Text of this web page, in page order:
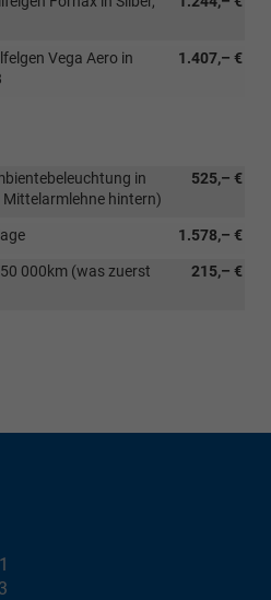
1.407,– €
Vega Aero in
525,– €
in
hintern)
1.578,– €
215,– €
000km (was zuerst